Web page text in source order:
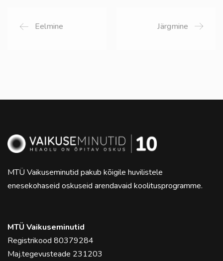
Eelmine Järgmine
MTÜ Vaikuseminutid pakub kõigile huvilistele
enesekohaseid oskuseid arendavaid koolitusprogramme.
MTÜ Vaikuseminutid
Registrikood 80379284
Maj.tegevusteade 231203